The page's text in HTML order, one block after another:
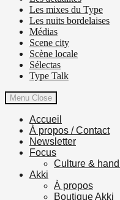
Les mixes du Type
Les nuits bordelaises
Médias
Scene city
Scène locale
Sélectas
Type Talk
Menu Close
Accueil
À propos / Contact
Newsletter
Focus
Culture &
Akki
À propos
Boutique Akki